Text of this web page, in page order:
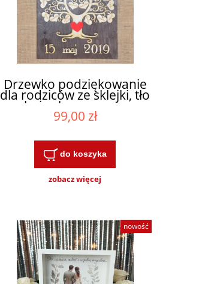
Drzewko podziękowanie
dla rodziców ze sklejki, tło
bejca brąz wenge
99,00 zł
do koszyka
zobacz więcej
nowość